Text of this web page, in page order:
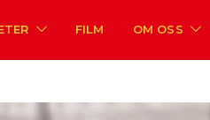
FILM OM OSS